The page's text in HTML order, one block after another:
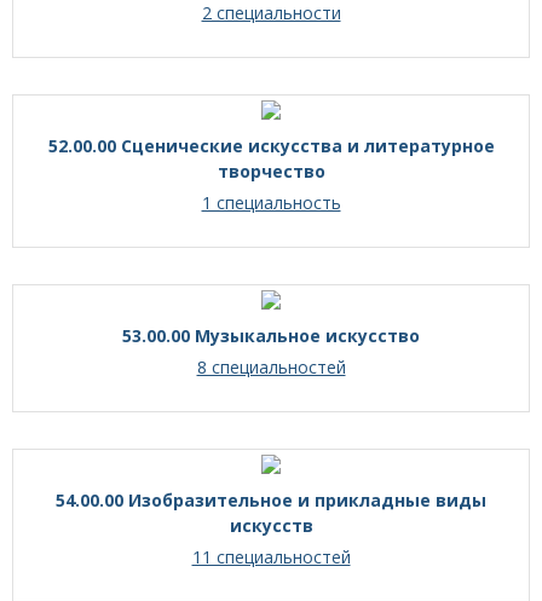
2 специальности
52.00.00 Сценические искусства и литературное
творчество
1 специальность
53.00.00 Музыкальное искусство
8 специальностей
54.00.00 Изобразительное и прикладные виды
искусств
11 специальностей